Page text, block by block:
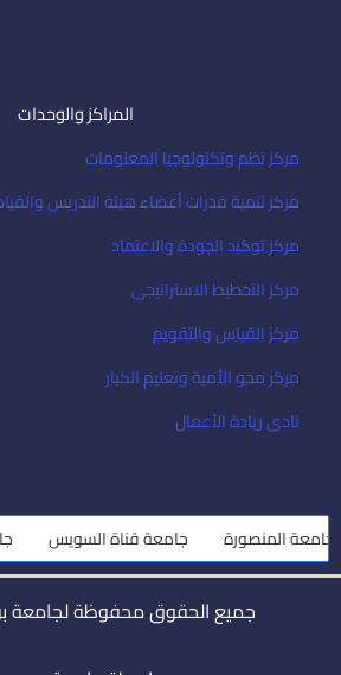
المراكز والوحدات
مركز نظم وتكنولوجيا المعلومات
مركز تنمية قدرات أعضاء هيئة التدريس
مركز توكيد الجودة والاعتماد
مركز التخطيط الاستراتيجى
مركز القياس والتقويم
مركز محو الأمية وتعليم الكبار
نادى ريادة الأعمال
المنصورة جامعة قناة السويس
جميع الحقوق محفوظة لجامعة